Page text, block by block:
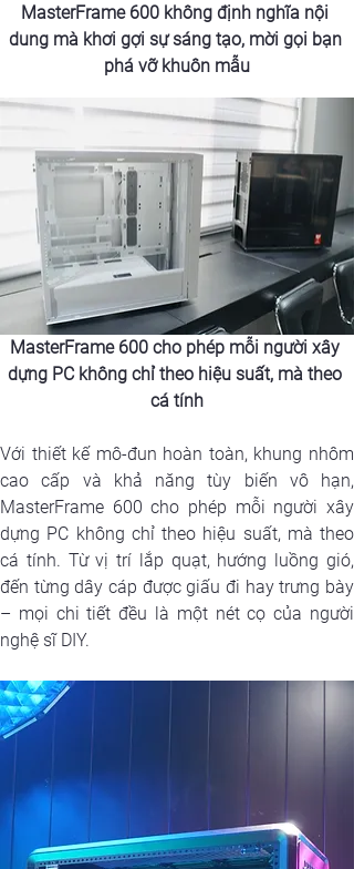
MasterFrame 600 không định nghĩa nội
dung mà khơi gợi sự sáng tạo, mời gọi bạn
phá vỡ khuôn mẫu
MasterFrame 600 cho phép mỗi người xây
dựng PC không chỉ theo hiệu suất, mà theo
cá tính
Với thiết kế mô-đun hoàn toàn, khung nhôm
cao cấp và khả năng tùy biến vô hạn,
MasterFrame 600 cho phép mỗi người xây
dựng PC không chỉ theo hiệu suất, mà theo
cá tính. Từ vị trí lắp quạt, hướng luồng gió,
đến từng dây cáp được giấu đi hay trưng bày
– mọi chi tiết đều là một nét cọ của người
nghệ sĩ DIY.